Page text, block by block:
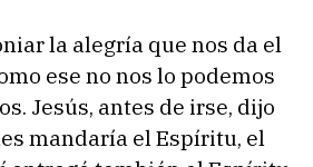
la alegría que nos da el
ese no nos lo podemos
Jesús, antes de irse, dijo
mandaría el Espíritu, el